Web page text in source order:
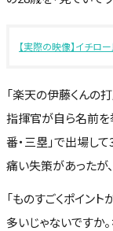
【実際の映像】イチロ
「楽天の伊藤くんの
指揮官が自ら名前を
番・三塁」で出場し
痛い失策があったが
「ものすごくポイン
多いじゃないですか